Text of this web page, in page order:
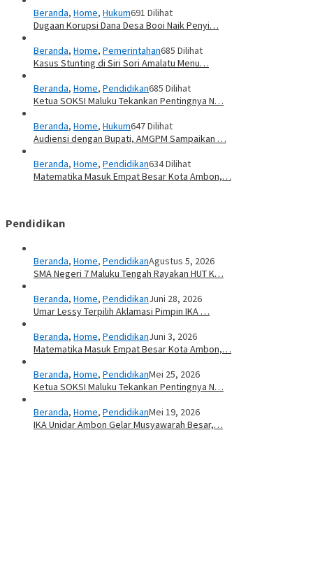
Beranda, Home, Hukum691 Dilihat
Dugaan Korupsi Dana Desa Booi Naik Penyi…
Beranda, Home, Pemerintahan685 Dilihat
Kasus Stunting di Siri Sori Amalatu Menu…
Beranda, Home, Pendidikan685 Dilihat
Ketua SOKSI Maluku Tekankan Pentingnya N…
Beranda, Home, Hukum647 Dilihat
Audiensi dengan Bupati, AMGPM Sampaikan …
Beranda, Home, Pendidikan634 Dilihat
Matematika Masuk Empat Besar Kota Ambon,…
Pendidikan
Beranda, Home, PendidikanAgustus 5, 2026
SMA Negeri 7 Maluku Tengah Rayakan HUT K…
Beranda, Home, PendidikanJuni 28, 2026
Umar Lessy Terpilih Aklamasi Pimpin IKA …
Beranda, Home, PendidikanJuni 3, 2026
Matematika Masuk Empat Besar Kota Ambon,…
Beranda, Home, PendidikanMei 25, 2026
Ketua SOKSI Maluku Tekankan Pentingnya N…
Beranda, Home, PendidikanMei 19, 2026
IKA Unidar Ambon Gelar Musyawarah Besar,…